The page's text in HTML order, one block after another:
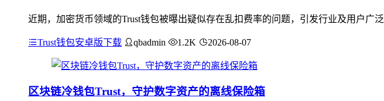
近期，加密货币领域的Trust钱包被曝出疑似存在乱扣费率的问题，引发行业及用户
Trust钱包安卓版下载 qbadmin 1.2K 2026-08-07
区块链冷钱包Trust，守护数字资产的离线保险箱